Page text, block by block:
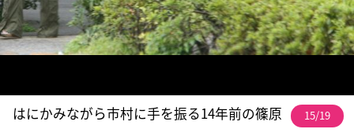
はにかみながら市村に手を振る14年前の篠原 15/19